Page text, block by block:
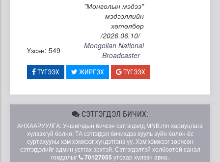
"Монголын мэдээ"
мэдээллийн
хөтөлбөр
/2026.06.10/
Үзсэн: 549
Mongolian National
Broadcaster
ТҮГЭЭХ ЖИРГЭХ ТҮГЭЭХ
СЭТГЭГДЭЛ БИЧИХ:
АНХААРУУЛГА: Уншигчдын бичсэн сэтгэгдэлд MNB.mn хариуцлага
хүлээхгүй болно. ТА сэтгэгдэл бичихдээ хууль зүйн болон ёс
суртахууны хэм хэмжээг хүндэтгэнэ үү. Хэм хэмжээг зөрчсөн
сэтгэгдэлийг админ устгах эрхтэй. Сэтгэгдэлтэй холбоотой санал
гомдолыг
70127055 утсаар хүлээн авна.